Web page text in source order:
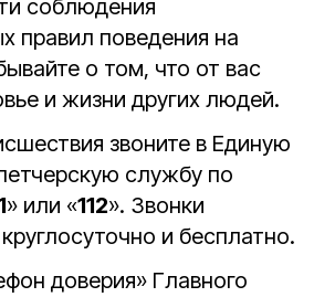
соблюдения
правил поведения на
о том, что от вас
и жизни других людей.
звоните в Единую
службу по
» или «112». Звонки
и бесплатно.
доверия» Главного